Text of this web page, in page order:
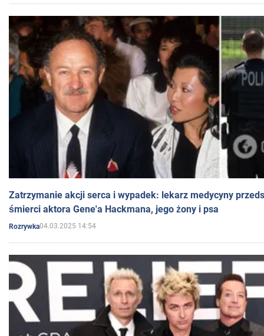
Zatrzymanie akcji serca i wypadek: lekarz medycyny
śmierci aktora Gene'a Hackmana, jego żony i psa
Rozrywka04.03.2025 14:54